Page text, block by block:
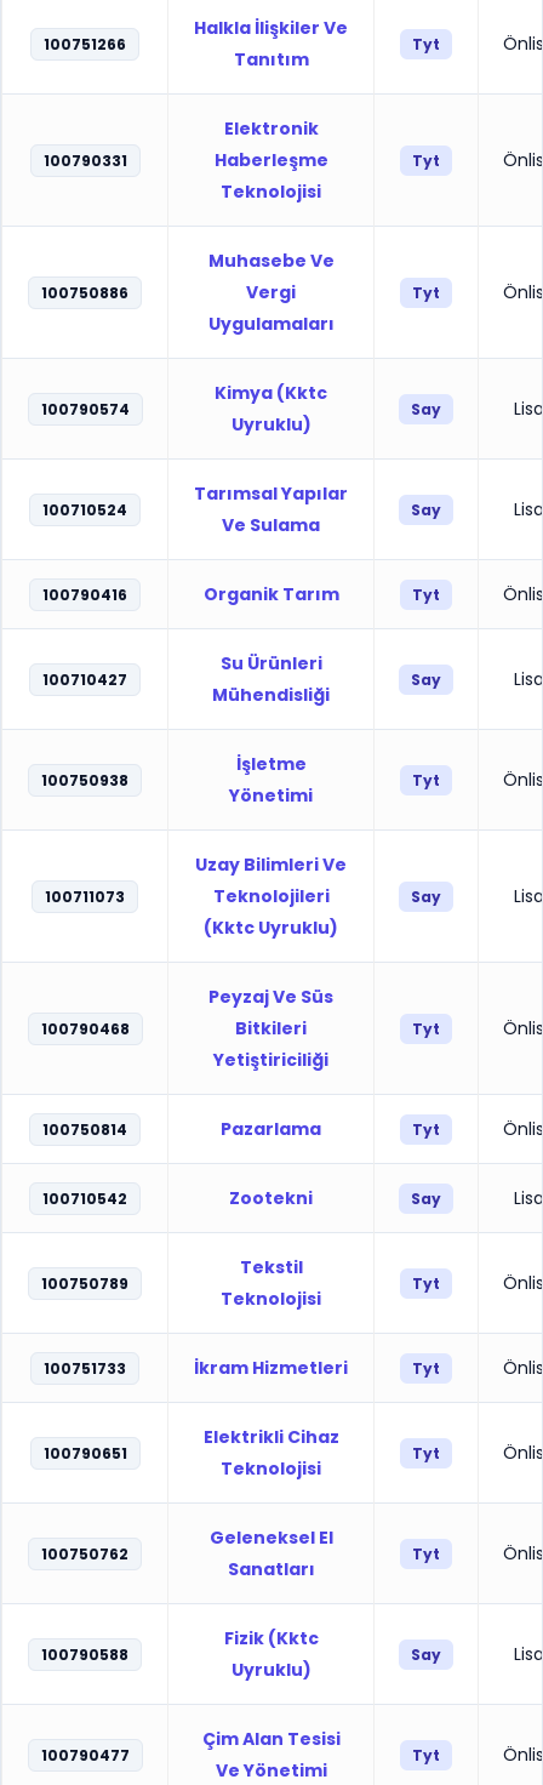
100751266
Halkla İlişkiler Ve
Tanıtım
Tyt
100790331
Elektronik
Haberleşme
Teknolojisi
Tyt
100750886
Muhasebe Ve
Vergi
Uygulamaları
Tyt
100790574
Kimya (Kktc
Uyruklu)
Say
100710524
Tarımsal Yapılar
Ve Sulama
Say
100790416 Organik Tarım Tyt
100710427
Su Ürünleri
Mühendisliği
Say
100750938
İşletme
Yönetimi
Tyt
100711073
Uzay Bilimleri Ve
Teknolojileri
(Kktc Uyruklu)
Say
100790468
Peyzaj Ve Süs
Bitkileri
Yetiştiriciliği
Tyt
100750814 Pazarlama Tyt
100710542 Zootekni Say
100750789
Tekstil
Teknolojisi
Tyt
100751733 İkram Hizmetleri Tyt
100790651
Elektrikli Cihaz
Teknolojisi
Tyt
100750762
Geleneksel El
Sanatları
Tyt
100790588
Fizik (Kktc
Uyruklu)
Say
100790477
Çim Alan Tesisi
Ve Yönetimi
Tyt